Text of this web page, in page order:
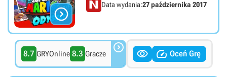
 Data wydania:27 października 2017
8.7 GRYOnline 8.3 Gracze    Oceń Grę